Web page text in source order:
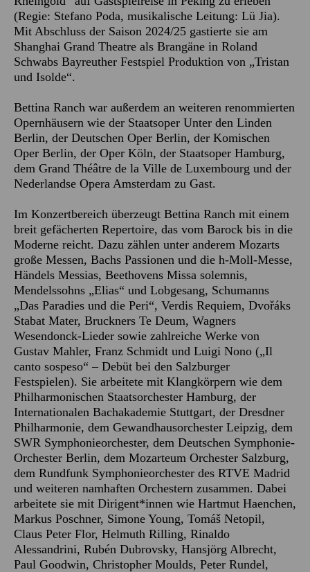
(Regie: Stefano Poda, musikalische Leitung: Lü Jia).
Mit Abschluss der Saison 2024/25 gastierte sie am
Shanghai Grand Theatre als Brangäne in Roland
Schwabs Bayreuther Festspiel Produktion von „Tristan
und Isolde“.
Bettina Ranch war außerdem an weiteren renommierten
Opernhäusern wie der Staatsoper Unter den Linden
Berlin, der Deutschen Oper Berlin, der Komischen
Oper Berlin, der Oper Köln, der Staatsoper Hamburg,
dem Grand Théâtre de la Ville de Luxembourg und der
Nederlandse Opera Amsterdam zu Gast.
Im Konzertbereich überzeugt Bettina Ranch mit einem
breit gefächerten Repertoire, das vom Barock bis in die
Moderne reicht. Dazu zählen unter anderem Mozarts
große Messen, Bachs Passionen und die h-Moll-Messe,
Händels Messias, Beethovens Missa solemnis,
Mendelssohns „Elias“ und Lobgesang, Schumanns
„Das Paradies und die Peri“, Verdis Requiem, Dvořáks
Stabat Mater, Bruckners Te Deum, Wagners
Wesendonck-Lieder sowie zahlreiche Werke von
Gustav Mahler, Franz Schmidt und Luigi Nono („Il
canto sospeso“ – Debüt bei den Salzburger
Festspielen). Sie arbeitete mit Klangkörpern wie dem
Philharmonischen Staatsorchester Hamburg, der
Internationalen Bachakademie Stuttgart, der Dresdner
Philharmonie, dem Gewandhausorchester Leipzig, dem
SWR Symphonieorchester, dem Deutschen Symphonie-
Orchester Berlin, dem Mozarteum Orchester Salzburg,
dem Rundfunk Symphonieorchester des RTVE Madrid
und weiteren namhaften Orchestern zusammen. Dabei
arbeitete sie mit Dirigent*innen wie Hartmut Haenchen,
Markus Poschner, Simone Young, Tomáš Netopil,
Claus Peter Flor, Helmuth Rilling, Rinaldo
Alessandrini, Rubén Dubrovsky, Hansjörg Albrecht,
Paul Goodwin, Christopher Moulds, Peter Rundel,